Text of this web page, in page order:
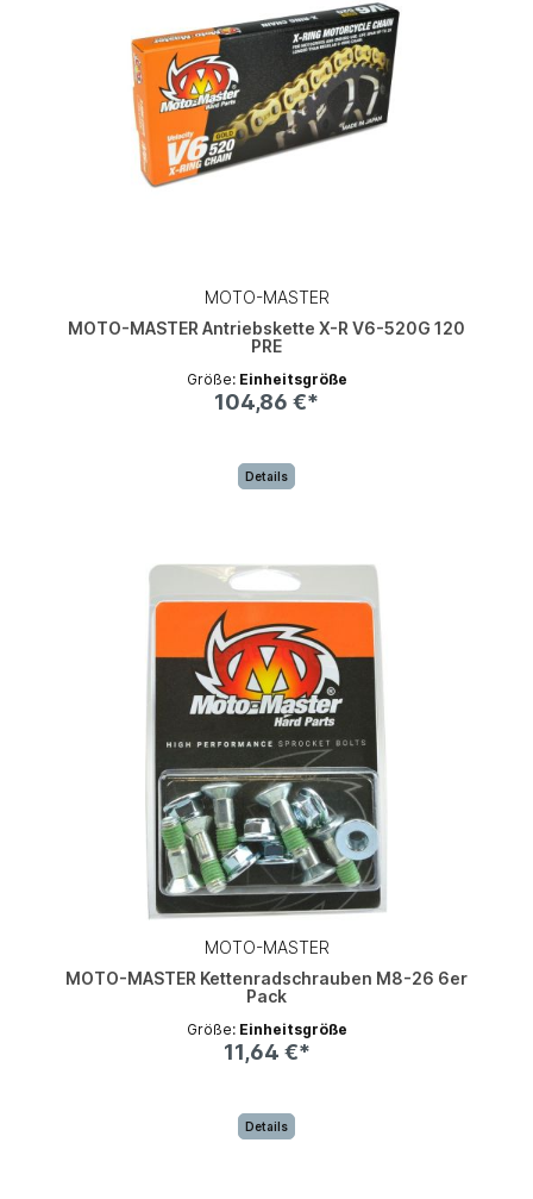
MOTO-MASTER
MOTO-MASTER Antriebskette X-R V6-520G 120
PRE
Größe: Einheitsgröße
104,86 €*
Details
MOTO-MASTER
MOTO-MASTER Kettenradschrauben M8-26 6er
Pack
Größe: Einheitsgröße
11,64 €*
Details